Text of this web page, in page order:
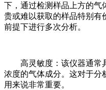
下，通过检测样品上方的气
贵或难以获取的样品特别有
前提下进行多次分析。
高灵敏度：该仪器通常
浓度的气体成分。这对于分
用来说非常重要。